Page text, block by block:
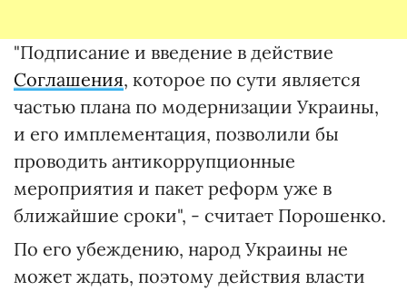
"Подписание и введение в действие
Соглашения, которое по сути является
частью плана по модернизации Украины,
и его имплементация, позволили бы
проводить антикоррупционные
мероприятия и пакет реформ уже в
ближайшие сроки", - считает Порошенко.
По его убеждению, народ Украины не
может ждать, поэтому действия власти